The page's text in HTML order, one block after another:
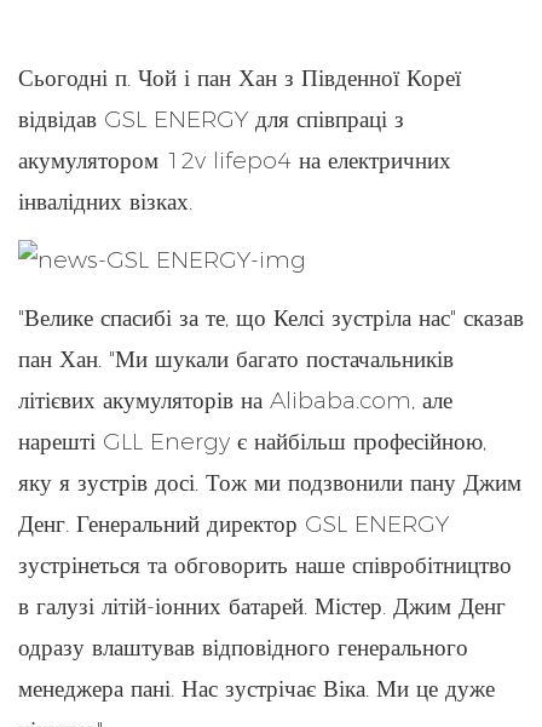
Сьогодні п. Чой і пан Хан з Південної Кореї
відвідав GSL ENERGY для співпраці з
акумулятором 12v lifepo4 на електричних
інвалідних візках.
"Велике спасибі за те, що Келсі зустріла нас" сказав
пан Хан. "Ми шукали багато постачальників
літієвих акумуляторів на Alibaba.com, але
нарешті GLL Energy є найбільш професійною,
яку я зустрів досі. Тож ми подзвонили пану Джим
Денг. Генеральний директор GSL ENERGY
зустрінеться та обговорить наше співробітництво
в галузі літій-іонних батарей. Містер. Джим Денг
одразу влаштував відповідного генерального
менеджера пані. Нас зустрічає Віка. Ми це дуже